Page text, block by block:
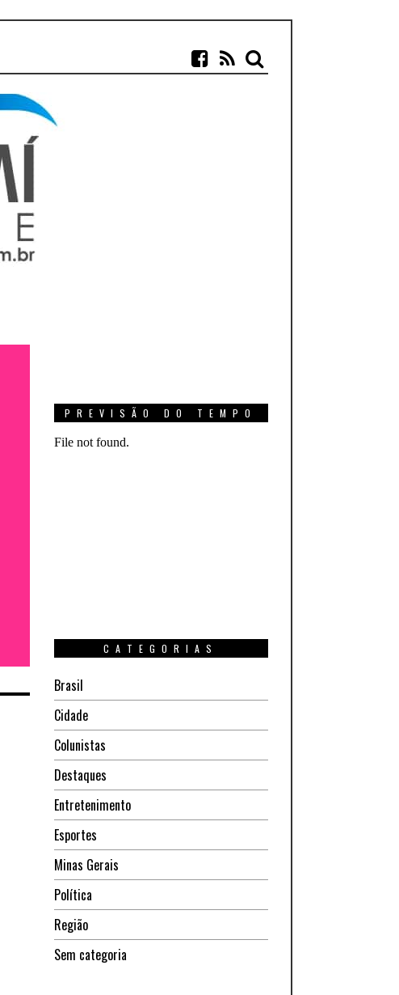
PREVISÃO DO TEMPO
CATEGORIAS
Brasil
Cidade
Colunistas
Destaques
Entretenimento
Esportes
Minas Gerais
Política
Região
Sem categoria